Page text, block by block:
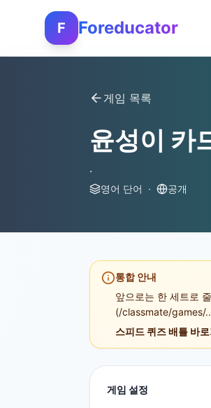
F Foreducator
게임 목록
윤성이 카
.
영어 단어 · 공개
통합 안내
앞으로는 한 세트로
(/classmate/games/
스피드 퀴즈 배틀 바
게임 설정